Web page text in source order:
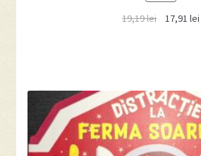
SALE
19,19lei 17,91 lei